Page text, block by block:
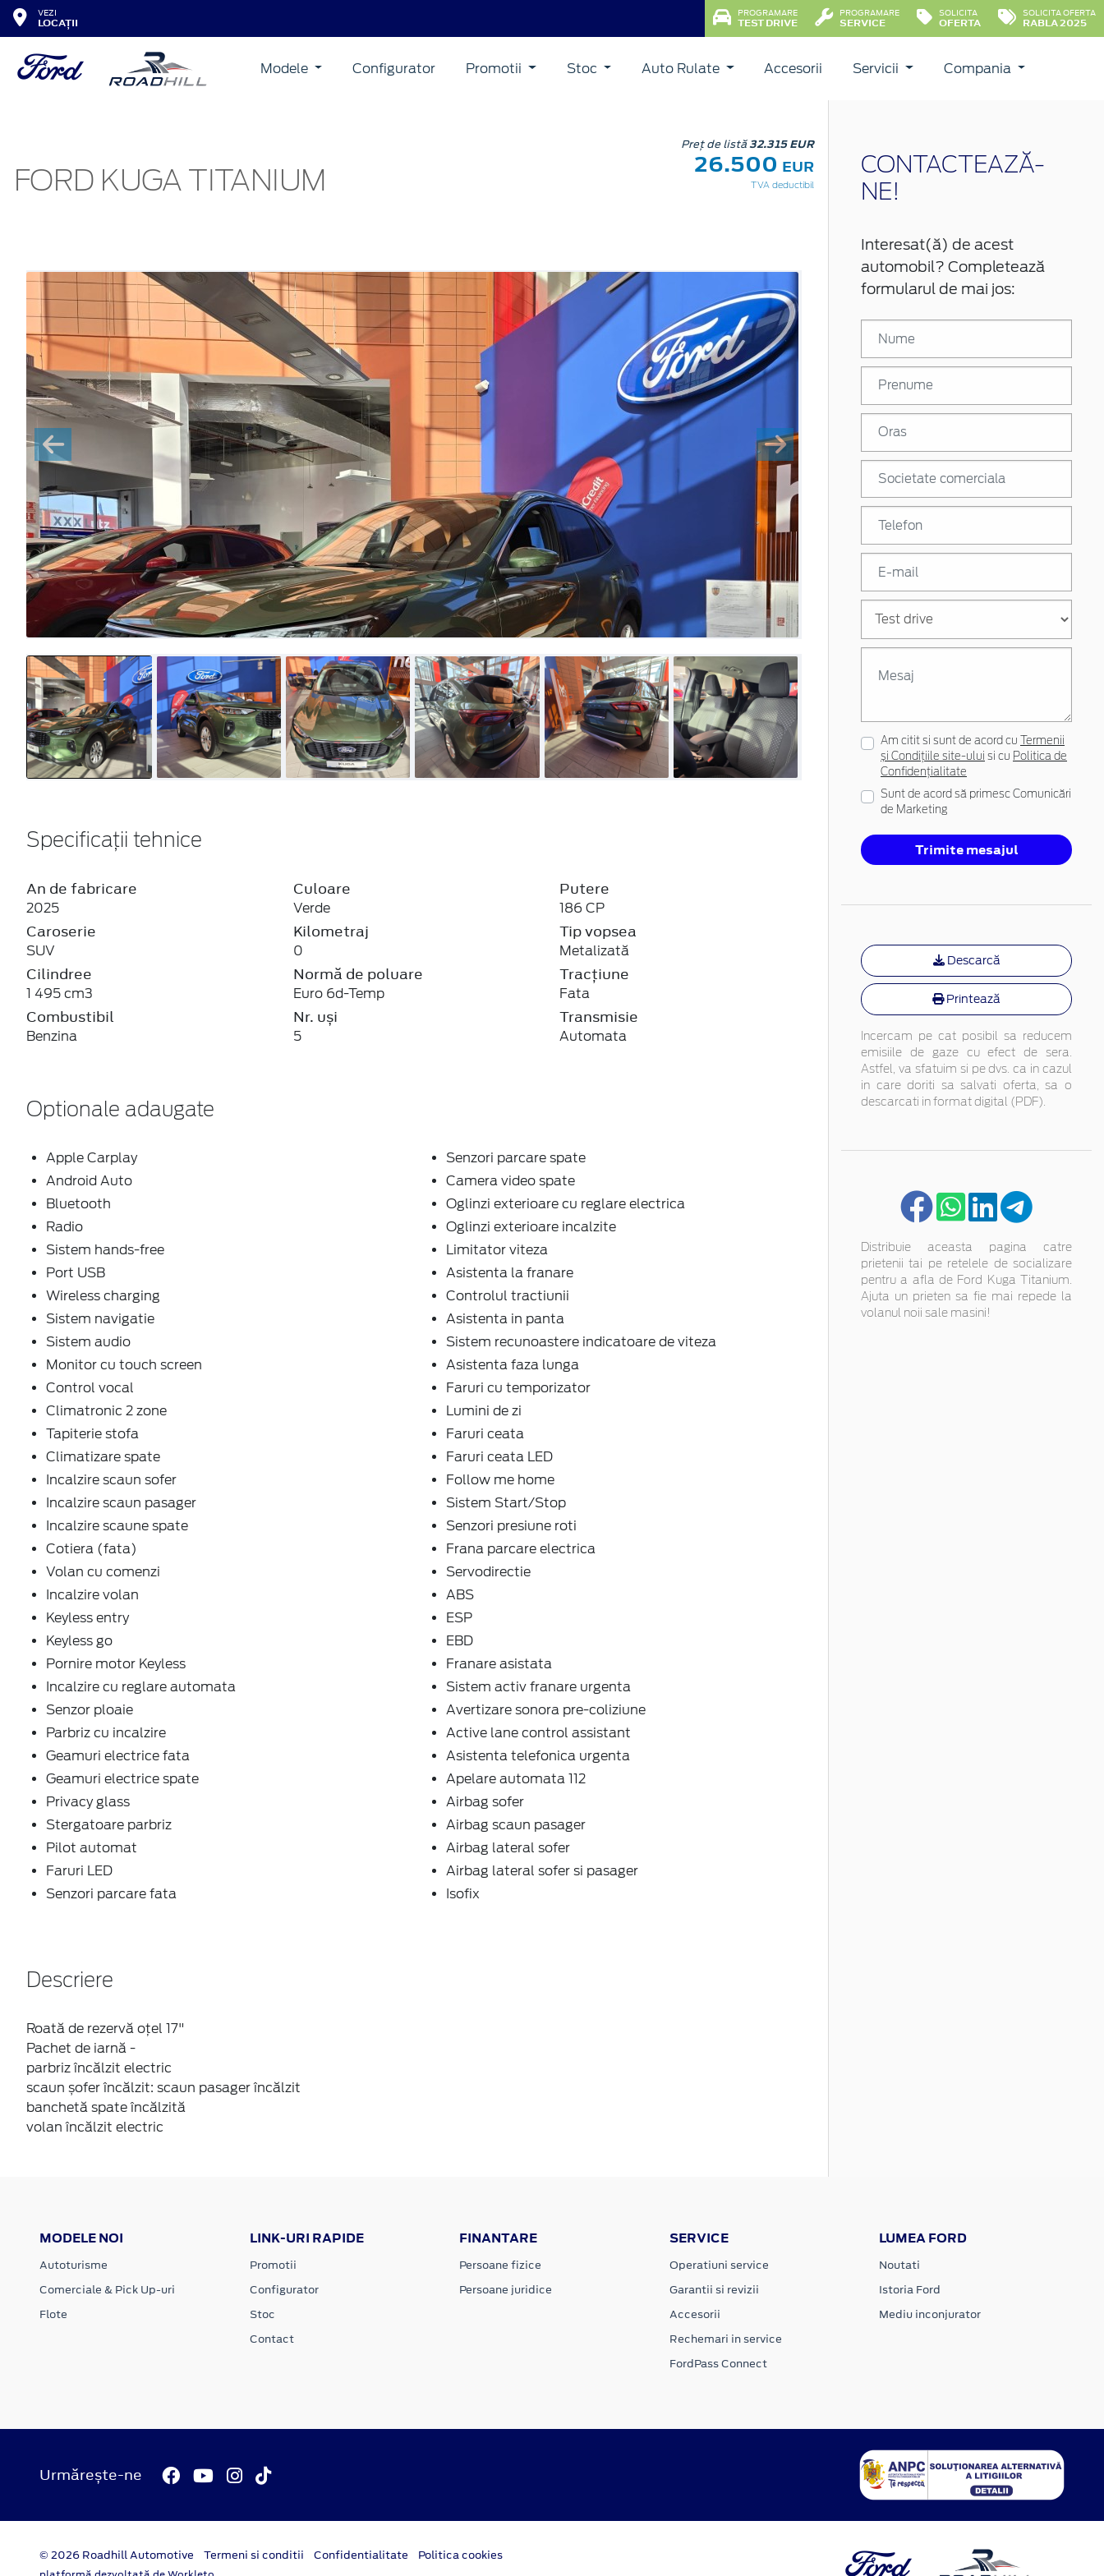
VEZI
LOCAȚII
PROGRAMARE
TEST DRIVE
PROGRAMARE
SERVICE
SOLICITA
OFERTA
SOLICITA OFERTA
RABLA 2025
Modele Configurator Promotii Stoc Auto Rulate Accesorii Servicii Compania
FORD KUGA TITANIUM
Preț de listă32.315 EUR
26.500 EUR
TVA deductibil
Specificații tehnice
An de fabricare
2025
Caroserie
SUV
Cilindree
1 495 cm3
Combustibil
Benzina
Culoare
Verde
Kilometraj
0
Normă de poluare
Euro 6d-Temp
Nr. uși
5
Putere
186 CP
Tip vopsea
Metalizată
Tracțiune
Fata
Transmisie
Automata
Optionale adaugate
Apple Carplay
Android Auto
Bluetooth
Radio
Sistem hands-free
Port USB
Wireless charging
Sistem navigatie
Sistem audio
Monitor cu touch screen
Control vocal
Climatronic 2 zone
Tapiterie stofa
Climatizare spate
Incalzire scaun sofer
Incalzire scaun pasager
Incalzire scaune spate
Cotiera (fata)
Volan cu comenzi
Incalzire volan
Keyless entry
Keyless go
Pornire motor Keyless
Incalzire cu reglare automata
Senzor ploaie
Parbriz cu incalzire
Geamuri electrice fata
Geamuri electrice spate
Privacy glass
Stergatoare parbriz
Pilot automat
Faruri LED
Senzori parcare fata
Senzori parcare spate
Camera video spate
Oglinzi exterioare cu reglare electrica
Oglinzi exterioare incalzite
Limitator viteza
Asistenta la franare
Controlul tractiunii
Asistenta in panta
Sistem recunoastere indicatoare de viteza
Asistenta faza lunga
Faruri cu temporizator
Lumini de zi
Faruri ceata
Faruri ceata LED
Follow me home
Sistem Start/Stop
Senzori presiune roti
Frana parcare electrica
Servodirectie
ABS
ESP
EBD
Franare asistata
Sistem activ franare urgenta
Avertizare sonora pre-coliziune
Active lane control assistant
Asistenta telefonica urgenta
Apelare automata 112
Airbag sofer
Airbag scaun pasager
Airbag lateral sofer
Airbag lateral sofer si pasager
Isofix
Descriere
Roată de rezervă oțel 17"
Pachet de iarnă -
parbriz încălzit electric
scaun șofer încălzit: scaun pasager încălzit
banchetă spate încălzită
volan încălzit electric
CONTACTEAZĂ-
NE!
Interesat(ă) de acest
automobil? Completează
formularul de mai jos:
Am citit si sunt de acord cu
Termenii
și Condițiile site-ului si cu Politica de
Confidențialitate
Sunt de acord să primesc Comunicări
de Marketing
Trimite mesajul
Descarcă
Printează
Incercam pe cat posibil sa reducem
emisiile de gaze cu efect de sera.
Astfel, va sfatuim si pe dvs. ca in cazul
in care doriti sa salvati oferta, sa o
descarcati in format digital (PDF).
Distribuie aceasta pagina catre
prietenii tai pe retelele de socializare
pentru a afla de Ford Kuga Titanium.
Ajuta un prieten sa fie mai repede la
volanul noii sale masini!
MODELE NOI
Autoturisme
Comerciale & Pick Up-uri
Flote
LINK-URI RAPIDE
Promotii
Configurator
Stoc
Contact
FINANTARE
Persoane fizice
Persoane juridice
SERVICE
Operatiuni service
Garantii si revizii
Accesorii
Rechemari in service
FordPass Connect
LUMEA FORD
Noutati
Istoria Ford
Mediu inconjurator
Urmărește-ne
© 2026 Roadhill Automotive Termeni si conditii Confidentialitate Politica cookies